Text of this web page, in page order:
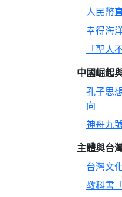
人民幣
幸得海
「聖人
中國崛起
孔子思
向
神舟九
主體與台
台灣文
教科書